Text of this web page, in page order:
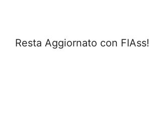
Resta Aggiornato con FIAss!